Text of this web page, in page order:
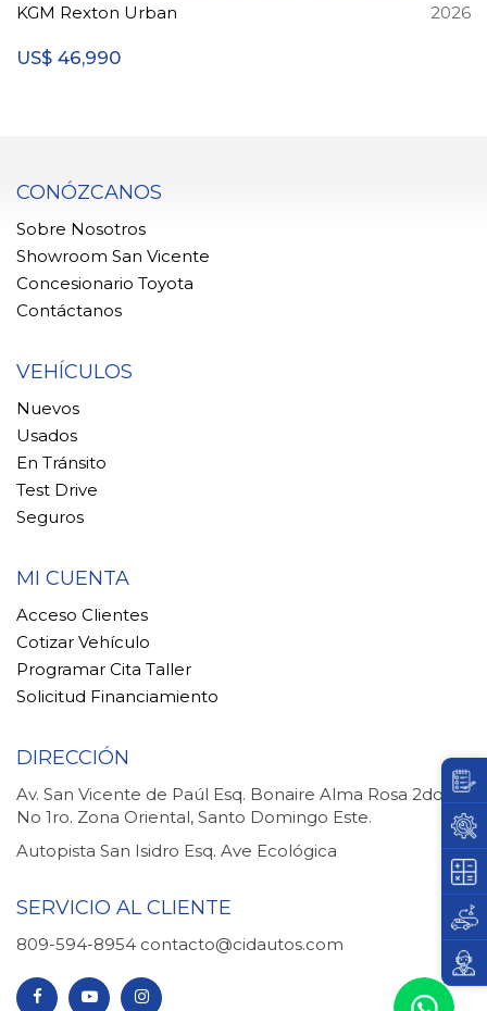
KGM Rexton Urban 2026
US$ 46,990
CONÓZCANOS
Sobre Nosotros
Showroom San Vicente
Concesionario Toyota
Contáctanos
VEHÍCULOS
Nuevos
Usados
En Tránsito
Test Drive
Seguros
MI CUENTA
Acceso Clientes
Cotizar Vehículo
Programar Cita Taller
Solicitud Financiamiento
DIRECCIÓN
Av. San Vicente de Paúl Esq. Bonaire Alma Rosa 2do.
No 1ro. Zona Oriental, Santo Domingo Este.
Autopista San Isidro Esq. Ave Ecológica
SERVICIO AL CLIENTE
809-594-8954 contacto@cidautos.com